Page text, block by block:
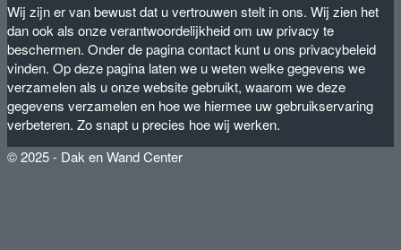
Wij zijn er van bewust dat u vertrouwen stelt in ons. Wij zien het
dan ook als onze verantwoordelijkheid om uw privacy te
beschermen. Onder de pagina contact kunt u ons privacybeleid
vinden. Op deze pagina laten we u weten welke gegevens we
verzamelen als u onze website gebruikt, waarom we deze
gegevens verzamelen en hoe we hiermee uw gebruikservaring
verbeteren. Zo snapt u precies hoe wij werken.
© 2025 - Dak en Wand Center